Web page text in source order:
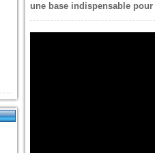
une base indispensable